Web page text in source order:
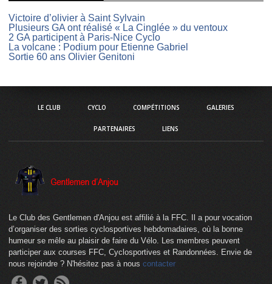
Victoire d’olivier à Saint Sylvain
Plusieurs GA ont réalisé « La Cinglée » du ventoux
2 GA participent à Paris-Nice Cyclo
La volcane : Podium pour Etienne Gabriel
Sortie 60 ans Olivier Genitoni
LE CLUB CYCLO COMPÉTITIONS GALERIES
PARTENAIRES LIENS
Le Club des Gentlemen d'Anjou est affilié à la FFC. Il a pour vocation
d’organiser des sorties cyclosportives hebdomadaires, où la bonne
humeur se mêle au plaisir de faire du Vélo. Les membres peuvent
participer aux courses FFC, Cyclosportives et Randonnées. Envie de
nous rejoindre ? N'hésitez pas à nous contacter